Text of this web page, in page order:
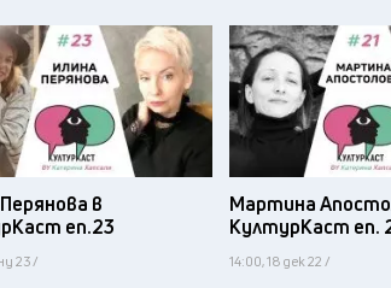
в
еп.23
23 /
Мартина
КултурКаст еп.
14:00, 18 дек 22 /